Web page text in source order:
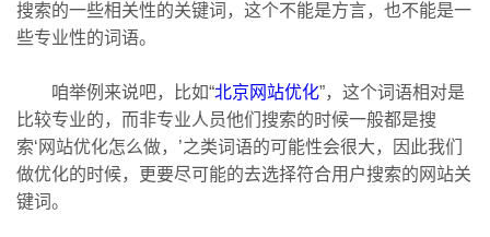
搜索的一些相关性的关键词，这个不能是方言，也不能是一
些专业性的词语。
咱举例来说吧，比如“北京网站优化”，这个词语相对是
比较专业的，而非专业人员他们搜索的时候一般都是搜
索‘网站优化怎么做，’之类词语的可能性会很大，因此我们
做优化的时候，更要尽可能的去选择符合用户搜索的网站关
键词。